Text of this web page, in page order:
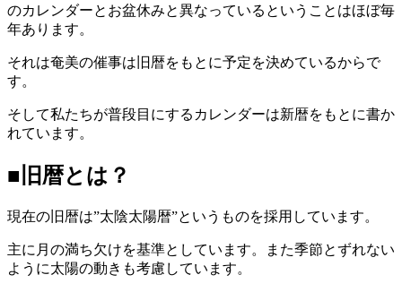
のカレンダーとお盆休みと異なっているということはほぼ毎
年あります。
それは奄美の催事は旧暦をもとに予定を決めているからで
す。
そして私たちが普段目にするカレンダーは新暦をもとに書か
れています。
■旧暦とは？
現在の旧暦は”太陰太陽暦”というものを採用しています。
主に月の満ち欠けを基準としています。また季節とずれない
ように太陽の動きも考慮しています。